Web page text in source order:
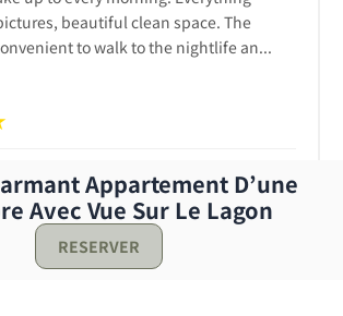
beautiful clean space. The
to walk to the nightlife an...
Appartement D’une
Avec Vue Sur Le Lagon
RESERVER